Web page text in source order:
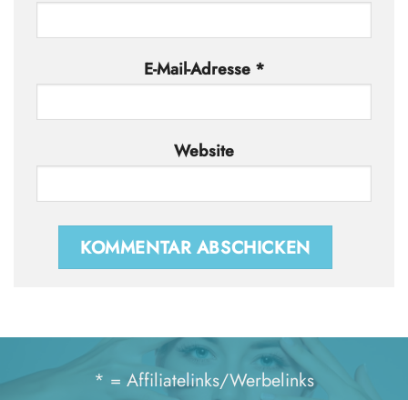
E-Mail-Adresse *
Website
* = Affiliatelinks/Werbelinks